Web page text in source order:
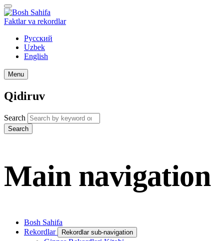
Faktlar va rekordlar
Русский
Uzbek
English
Menu
Qidiruv
Search
Search
Main navigation
Bosh Sahifa
Rekordlar
Rekordlar sub-navigation